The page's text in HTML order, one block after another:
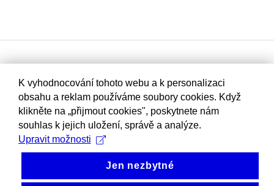
K vyhodnocování tohoto webu a k personalizaci
obsahu a reklam používáme soubory cookies. Když
klikněte na „přijmout cookies", poskytnete nám
souhlas k jejich uložení, správě a analýze.
Upravit možnosti
Jen nezbytné